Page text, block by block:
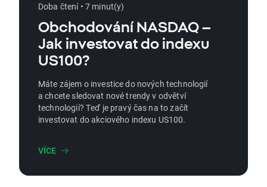
Doba čtení • 7 minut(y)
Obchodování NASDAQ –
Jak investovat do indexu
US100?
Máte zájem o investice do nových technologií
a chcete sledovat nové trendy v odvětví
technologií? Teď je pravý čas na to začít
investovat do akciového indexu US100.
VÍCE